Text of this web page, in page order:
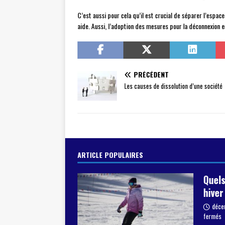
C’est aussi pour cela qu’il est crucial de séparer
aide. Aussi, l’adoption des mesures pour la
PRÉCÉDENT
Les causes de dissolution d’une société
ARTICLE POPULAIRES
fermés